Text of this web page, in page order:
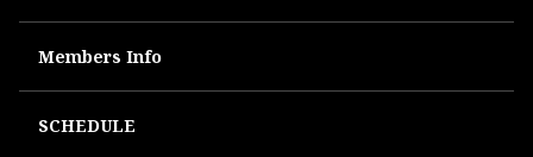
Members Info
SCHEDULE